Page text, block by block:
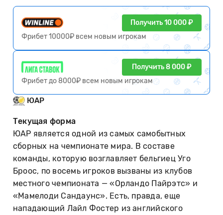
Получить 10 000 ₽
Фрибет 10000₽ всем новым игрокам
Получить 8 000 ₽
Фрибет до 8000₽ всем новым игрокам
ЮАР
Текущая форма
ЮАР является одной из самых самобытных
сборных на чемпионате мира. В составе
команды, которую возглавляет бельгиец Уго
Броос, по восемь игроков вызваны из клубов
местного чемпионата — «Орландо Пайрэтс» и
«Мамелоди Сандаунс». Есть, правда, еще
нападающий Лайл Фостер из английского